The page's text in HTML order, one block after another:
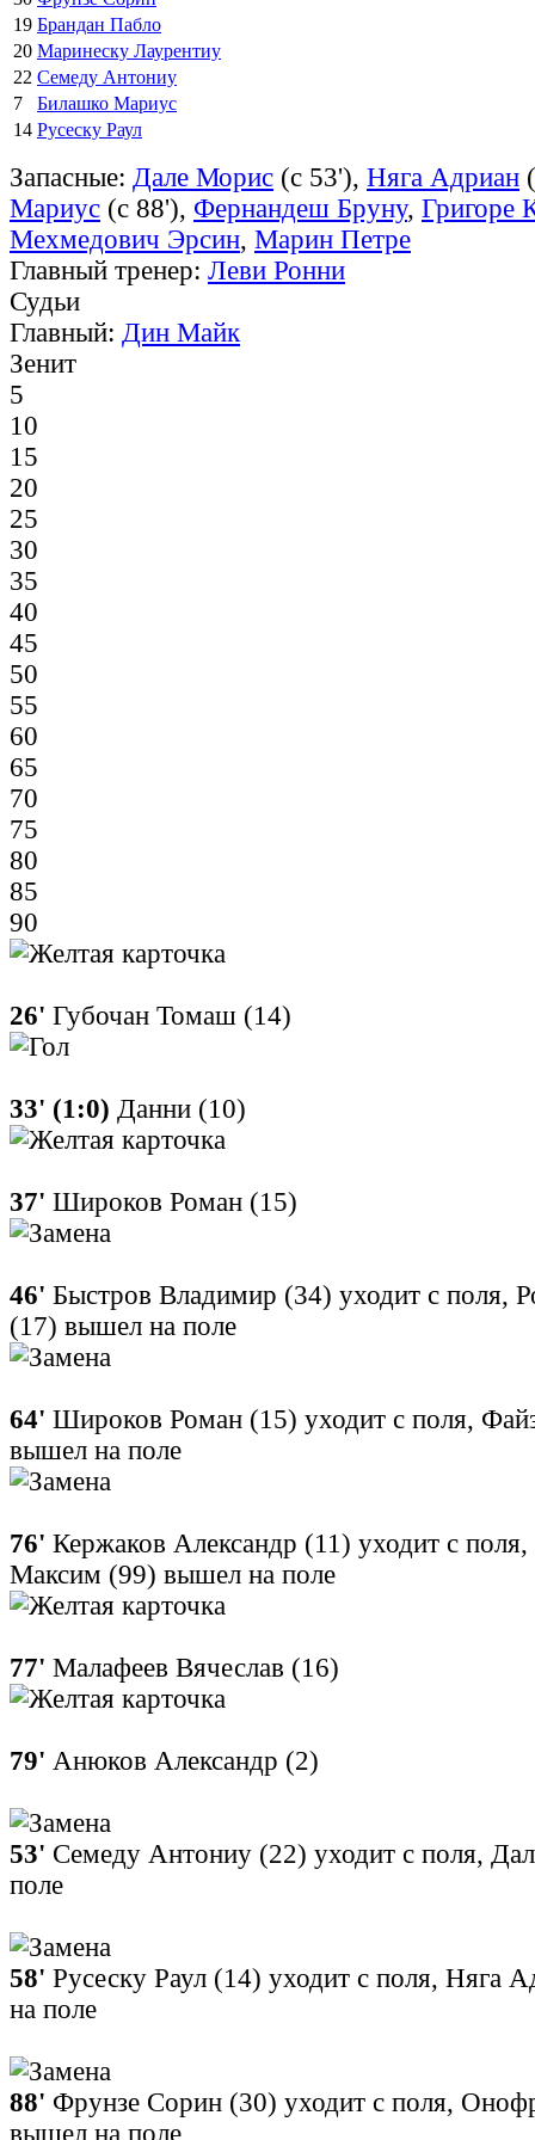
19 Брандан Пабло
20 Маринеску Лаурентиу
22 Семеду Антониу
7
Билашко Мариус
14 Русеску Раул
Запасные: Дале Морис (с 53'), Няга Адриан
Мариус (с 88'), Фернандеш Бруну, Григоре
Мехмедович Эрсин, Марин Петре
Главный тренер: Леви Ронни
Судьи
Главный: Дин Майк
Зенит
5
10
15
20
25
30
35
40
45
50
55
60
65
70
75
80
85
90
26' Губочан Томаш (14)
33' (1:0) Данни (10)
37' Широков Роман (15)
46' Быстров Владимир (34) уходит с поля,
(17) вышел на поле
64' Широков Роман (15) уходит с поля,
вышел на поле
76' Кержаков Александр (11) уходит с
Максим (99) вышел на поле
77' Малафеев Вячеслав (16)
79' Анюков Александр (2)
53' Семеду Антониу (22) уходит с поля,
поле
58' Русеску Раул (14) уходит с поля, Няга
на поле
88' Фрунзе Сорин (30) уходит с поля,
вышел на поле